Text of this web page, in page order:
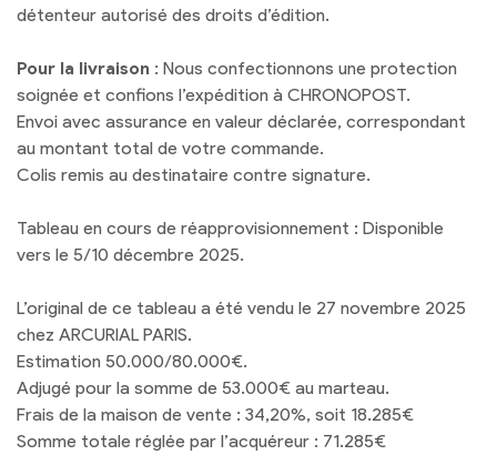
détenteur autorisé des droits d’édition.
Pour la livraison : Nous confectionnons une protection
soignée et confions l’expédition à CHRONOPOST.
Envoi avec assurance en valeur déclarée, correspondant
au montant total de votre commande.
Colis remis au destinataire contre signature.
Tableau en cours de réapprovisionnement : Disponible
vers le 5/10 décembre 2025.
L’original de ce tableau a été vendu le 27 novembre 2025
chez ARCURIAL PARIS.
Estimation 50.000/80.000€.
Adjugé pour la somme de 53.000€ au marteau.
Frais de la maison de vente : 34,20%, soit 18.285€
Somme totale réglée par l’acquéreur : 71.285€